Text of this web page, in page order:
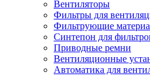
Вентиляторы
Фильтры для
Фильтрующие
Синтепон для
Приводные ремни
Вентиляционные
Автоматика для